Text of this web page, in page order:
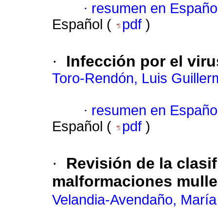
· resumen en
Español (
pdf )
· Infección por el
Toro-Rendón, Luis
· resumen en
Español (
pdf )
·
Revisión de la
malformaciones
Velandia-Avendaño,